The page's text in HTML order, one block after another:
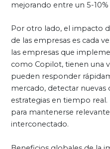
mejorando entre un 5-
Por otro lado, el impacto
de las empresas es cada
las empresas que
como Copilot, tienen una
pueden responder
mercado, detectar nuevas
estrategias en tiempo real.
para mantenerse
interconectado.